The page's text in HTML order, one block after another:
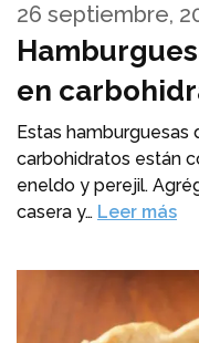
en
26 septiembre,
Estas
carbohidratos están
eneldo y perejil.
casera y… Leer más